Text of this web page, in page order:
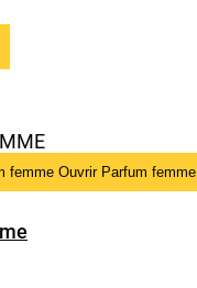
femme Ouvrir Parfum femme